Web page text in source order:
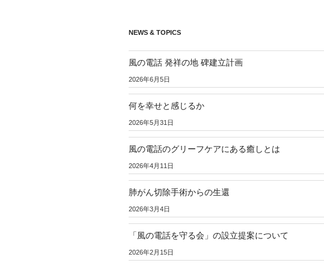
ョ
NEWS & TOPICS
風の電話 発祥の地 碑建立計画
2026年6月5日
何を幸せと感じるか
2026年5月31日
風の電話のグリーフケアにある癒しとは
2026年4月11日
肺がん切除手術からの生還
2026年3月4日
「風の電話を守る会」の設立提案について
2026年2月15日